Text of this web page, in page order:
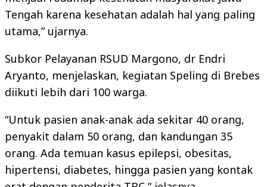
Tengah karena kesehatan adalah hal yang paling
utama,” ujarnya.
Subkor Pelayanan RSUD Margono, dr Endri
Aryanto, menjelaskan, kegiatan Speling di Brebes
diikuti lebih dari 100 warga.
“Untuk pasien anak-anak ada sekitar 40 orang,
penyakit dalam 50 orang, dan kandungan 35
orang. Ada temuan kasus epilepsi, obesitas,
hipertensi, diabetes, hingga pasien yang kontak